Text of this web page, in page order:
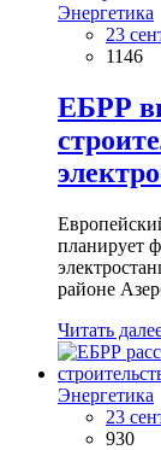
Энергетика
23
1146
ЕБРР
планирует
районе
Читать
Энергетика
23
930